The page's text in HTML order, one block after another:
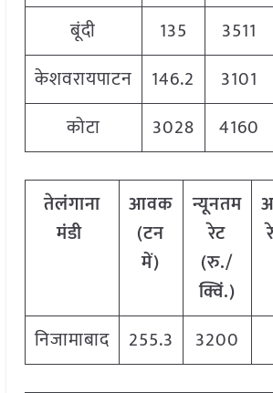
बूंदी
135 3511
केशवरायपाटन
146.2 3101
कोटा
3028 4160
तेलंगाना
मंडी
आवक
(टन
में)
न्यूनतम
रेट
(रु./
क्विं.)
निजामाबाद
255.3 3200